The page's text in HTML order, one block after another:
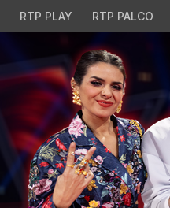
RTP PLAY RTP PALCO